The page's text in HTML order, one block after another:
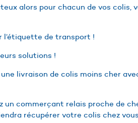
alors pour chacun de vos colis,
l’étiquette de transport !
solutions !
livraison de colis moins cher
commerçant relais proche de
récupérer votre colis chez